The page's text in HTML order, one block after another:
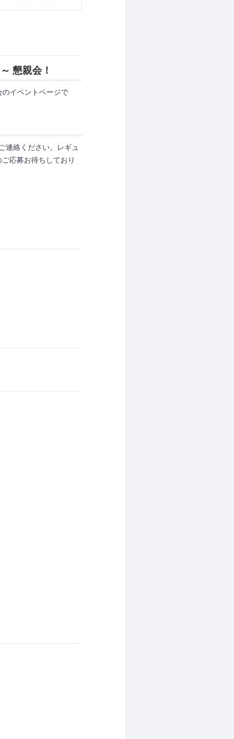
懇親会！
イベントページで
連絡ください。レギュ
応募お待ちしており